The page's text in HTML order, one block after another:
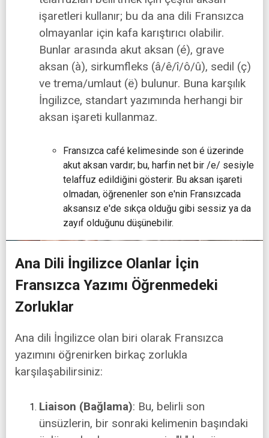
işaretleri kullanır; bu da ana dili Fransızca
olmayanlar için kafa karıştırıcı olabilir.
Bunlar arasında akut aksan (é), grave
aksan (à), sirkumfleks (â/ê/î/ô/û), sedil (ç)
ve trema/umlaut (ë) bulunur. Buna karşılık
İngilizce, standart yazımında herhangi bir
aksan işareti kullanmaz.
Fransızca café kelimesinde son é üzerinde
akut aksan vardır; bu, harfin net bir /e/ sesiyle
telaffuz edildiğini gösterir. Bu aksan işareti
olmadan, öğrenenler son e'nin Fransızcada
aksansız e'de sıkça olduğu gibi sessiz ya da
zayıf olduğunu düşünebilir.
Ana Dili İngilizce Olanlar İçin
Fransızca Yazımı Öğrenmedeki
Zorluklar
Ana dili İngilizce olan biri olarak Fransızca
yazımını öğrenirken birkaç zorlukla
karşılaşabilirsiniz:
Liaison (Bağlama): Bu, belirli son
ünsüzlerin, bir sonraki kelimenin başındaki